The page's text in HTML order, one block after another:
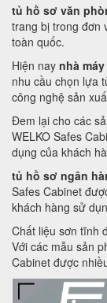
tủ hồ sơ văn
trang bị trong đơn
toàn quốc.
Hiện nay nhà
nhu cầu chọn lựa
công nghệ sản
Đem lại cho các
WELKO Safes
dụng của khách
tủ hồ sơ ngân
Safes Cabinet
khách hàng sử
Chất liệu sơn tĩnh
Với các mẫu sản
Cabinet được